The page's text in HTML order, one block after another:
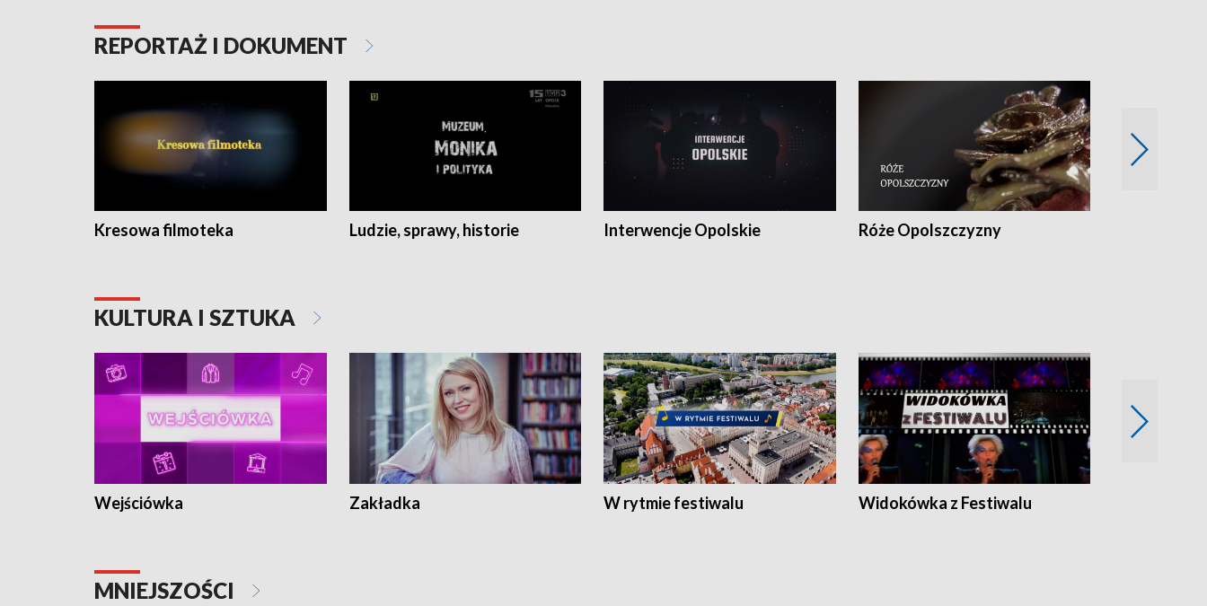
REPORTAŻ I DOKUMENT
Kresowa filmoteka Ludzie, sprawy, historie Interwencje Opolskie Róże Opolszczyzny
KULTURA I SZTUKA
Wejściówka Zakładka W rytmie festiwalu Widokówka z Festiwalu
MNIEJSZOŚCI